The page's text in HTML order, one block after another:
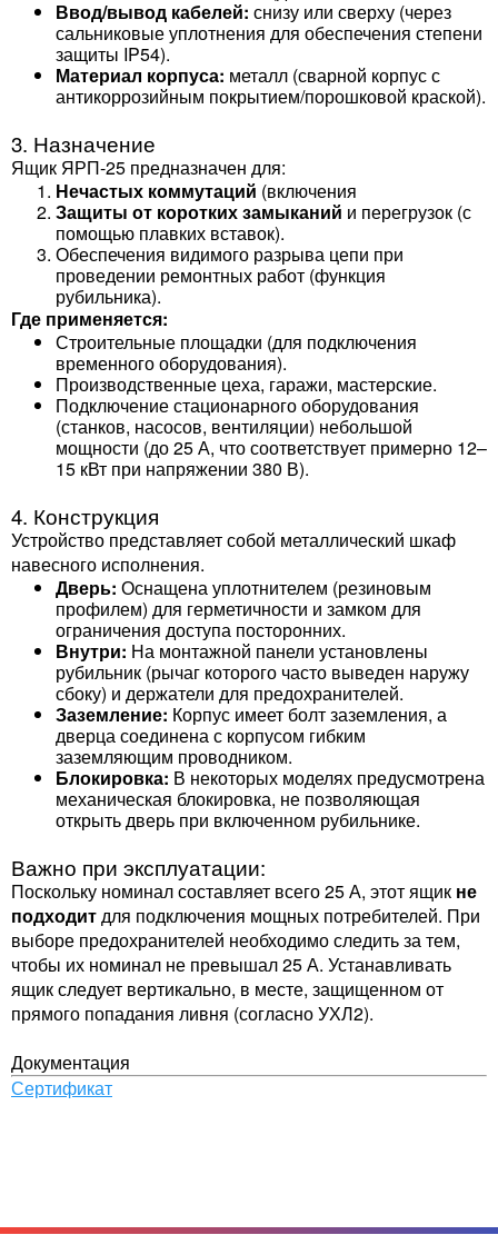
Ввод/вывод кабелей: снизу или сверху (через
сальниковые уплотнения для обеспечения степени
защиты IP54).
Материал корпуса: металл (сварной корпус с
антикоррозийным покрытием/порошковой краской).
3. Назначение
Ящик ЯРП-25 предназначен для:
Нечастых коммутаций (включения
Защиты от коротких замыканий и перегрузок (с
помощью плавких вставок).
Обеспечения видимого разрыва цепи при
проведении ремонтных работ (функция
рубильника).
Где применяется:
Строительные площадки (для подключения
временного оборудования).
Производственные цеха, гаражи, мастерские.
Подключение стационарного оборудования
(станков, насосов, вентиляции) небольшой
мощности (до 25 А, что соответствует примерно 12–
15 кВт при напряжении 380 В).
4. Конструкция
Устройство представляет собой металлический шкаф
навесного исполнения.
Дверь: Оснащена уплотнителем (резиновым
профилем) для герметичности и замком для
ограничения доступа посторонних.
Внутри: На монтажной панели установлены
рубильник (рычаг которого часто выведен наружу
сбоку) и держатели для предохранителей.
Заземление: Корпус имеет болт заземления, а
дверца соединена с корпусом гибким
заземляющим проводником.
Блокировка: В некоторых моделях предусмотрена
механическая блокировка, не позволяющая
открыть дверь при включенном рубильнике.
Важно при эксплуатации:
Поскольку номинал составляет всего 25 А, этот ящик не
подходитдля подключения мощных потребителей. При
выборе предохранителей необходимо следить за тем,
чтобы их номинал не превышал 25 А. Устанавливать
ящик следует вертикально, в месте, защищенном от
прямого попадания ливня (согласно УХЛ2).
Документация
Сертификат